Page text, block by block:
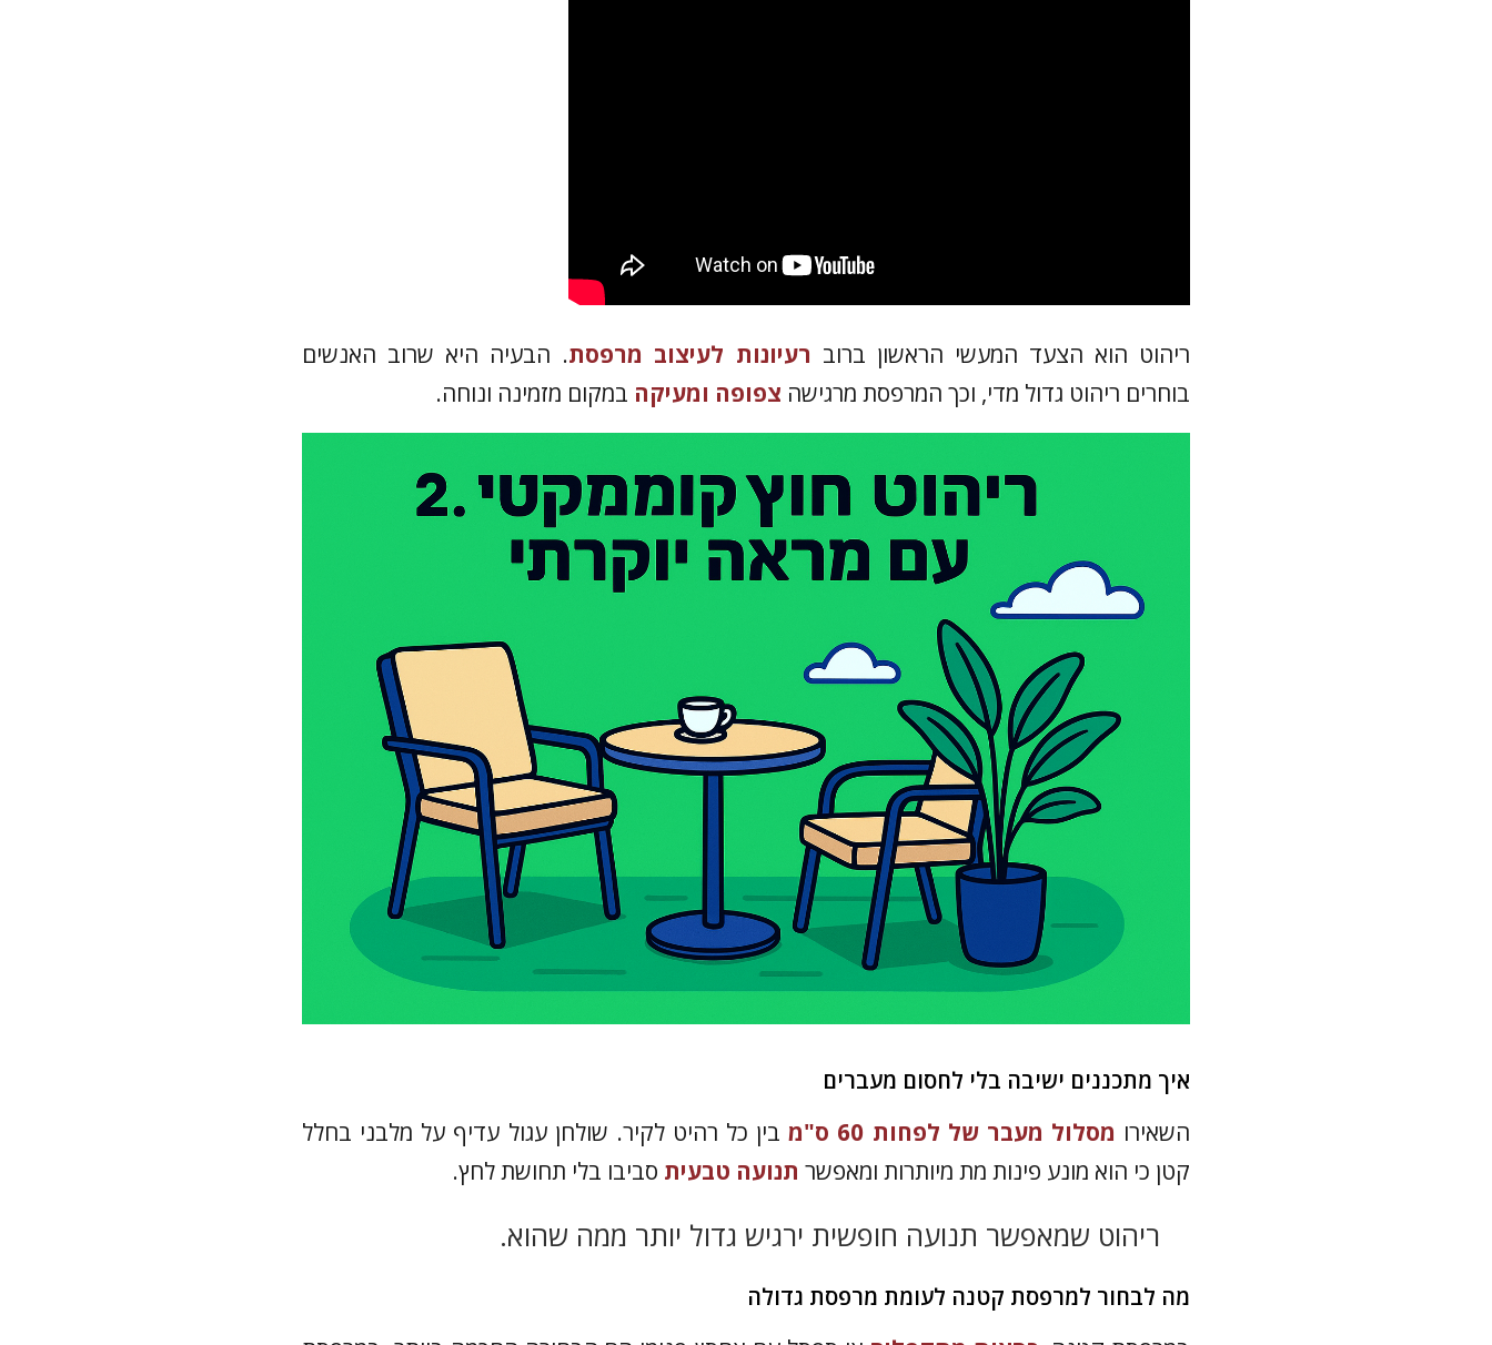
ריהוט הוא הצעד המעשי הראשון ברוב רעיונות לעיצוב מרפסת. הבעיה היא שרוב האנשים
בוחרים ריהוט גדול מדי, וכך המרפסת מרגישה צפופה ומעיקה במקום מזמינה ונוחה.
איך מתכננים ישיבה בלי לחסום מעברים
השאירו מסלול מעבר של לפחות 60 ס"מ
בין כל רהיט לקיר. שולחן עגול עדיף על מלבני בחלל
קטן כי הוא מונע פינות מת מיותרות ומאפשר תנועה טבעית סביבו בלי תחושת לחץ.
ריהוט שמאפשר תנועה חופשית ירגיש גדול יותר ממה שהוא.
מה לבחור למרפסת קטנה לעומת מרפסת גדולה